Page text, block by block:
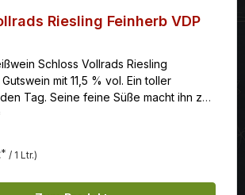
Riesling Feinherb VDP
Schloss Vollrads Riesling
mit 11,5 % vol. Ein toller
Tag. Seine feine Süße macht ihn zu
Essensbegleiter
* / 1 Ltr.)